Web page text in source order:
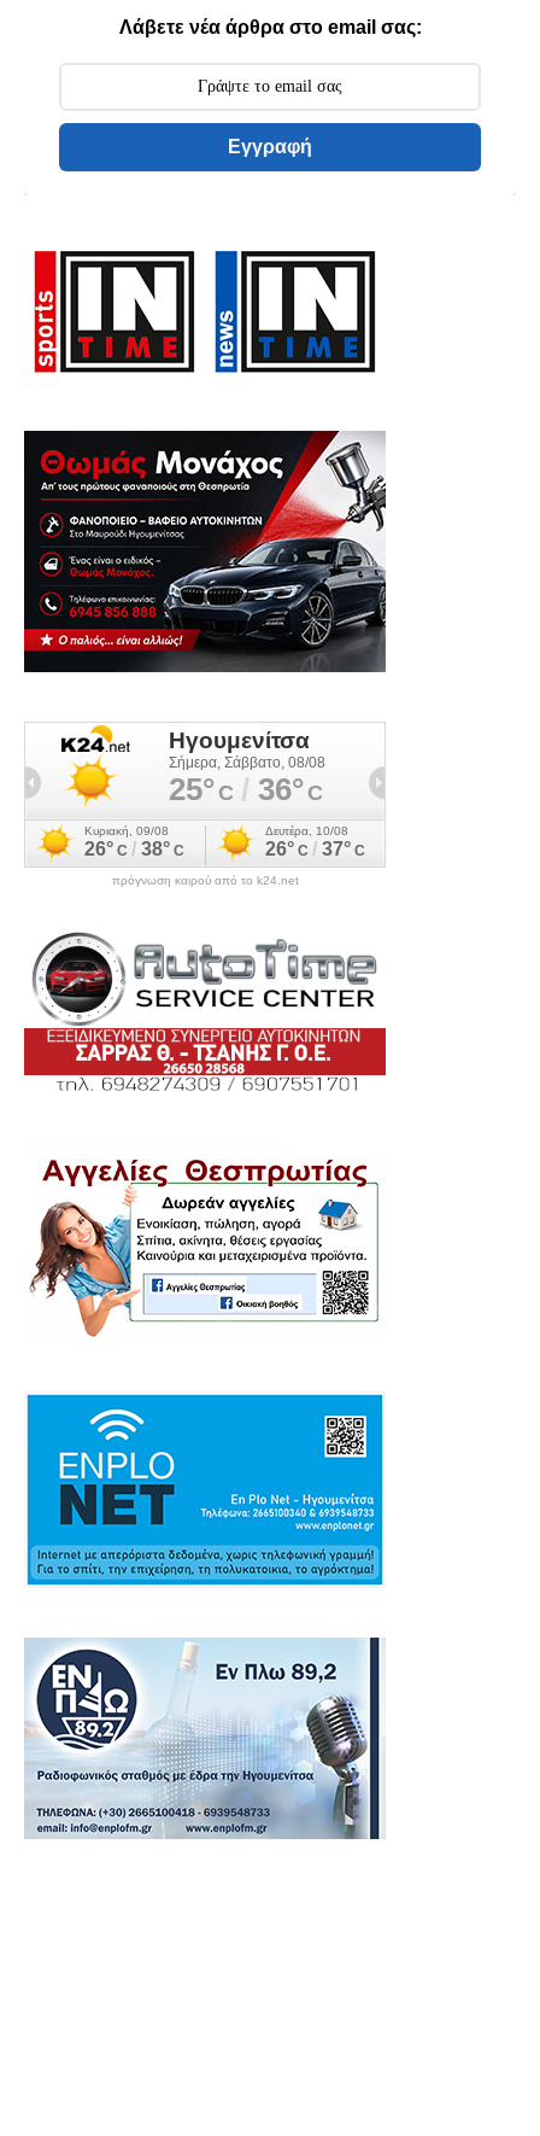
Λάβετε νέα άρθρα στο email σας:
Εγγραφή
πρόγνωση καιρού από το k24.net